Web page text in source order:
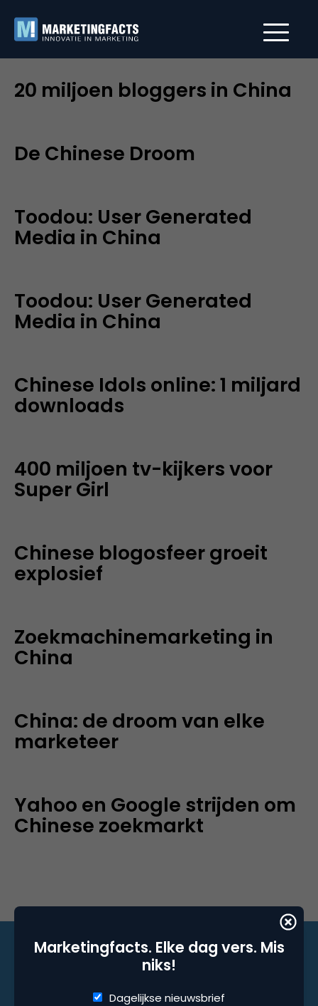
20 miljoen bloggers in China
De Chinese Droom
Toodou: User Generated
Media in China
Toodou: User Generated
Media in China
Chinese Idols online: 1 miljard
downloads
400 miljoen tv-kijkers voor
Super Girl
Chinese blogosfeer groeit
explosief
Zoekmachinemarketing in
China
China: de droom van elke
marketeer
Yahoo en Google strijden om
Chinese zoekmarkt
Marketingfacts. Elke dag vers. Mis
niks!
Dagelijkse nieuwsbrief
Marketingfacts. Elke dag vers. Mis niks!